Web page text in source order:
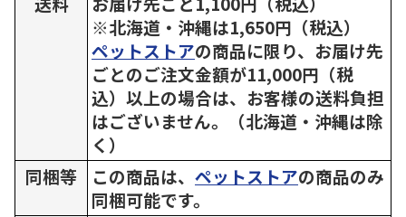
※北海道・沖縄は1,650円（税込）
ペットストアの商品に限り、お届け先
ごとのご注文金額が11,000円（税
込）以上の場合は、お客様の送料負担
はございません。（北海道・沖縄は除
く）
同梱等
この商品は、 ペットストアの商品のみ
同梱可能です。